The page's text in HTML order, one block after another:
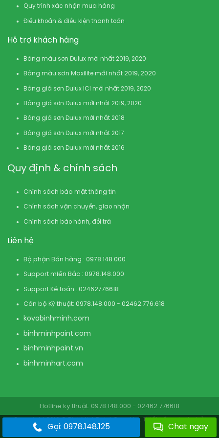
Quy trình xác nhận mua hàng
Điều khoản & điều kiện thanh toán
Hỗ trợ khách hàng
Bảng màu sơn Dulux mới nhất 2019, 2020
Bảng màu sơn Maxilite mới nhất 2019, 2020
Bảng giá sơn Dulux ICI mới nhất 2019, 2020
Bảng giá sơn Dulux mới nhất 2019, 2020
Bảng giá sơn Dulux mới nhất 2018
Bảng giá sơn Dulux mới nhất 2017
Bảng giá sơn Dulux mới nhất 2016
Quy định & chính sách
Chính sách bảo mật thông tin
Chính sách vận chuyển, giao nhận
Chính sách bảo hành, đổi trả
Liên hệ
Bộ phận Bán hàng : 0978.148.000
Support miền Bắc : 0978.148.000
Support Kế toán : 02462776618
Cán bộ Kỹ thuật: 0978.148.000 - 02462.776.618
kovabinhminh.com
binhminhpaint.com
binhminhpaint.vn
binhminhart.com
Hotline kỹ thuật: 0978.148.000 - 02462.776618
Copyright 2019 © BinhMinhPaint.Com.Vn . Thiết kế website bởi
BinhMinhPaint.Com
Gọi: 0978.148.125 Chat ngay